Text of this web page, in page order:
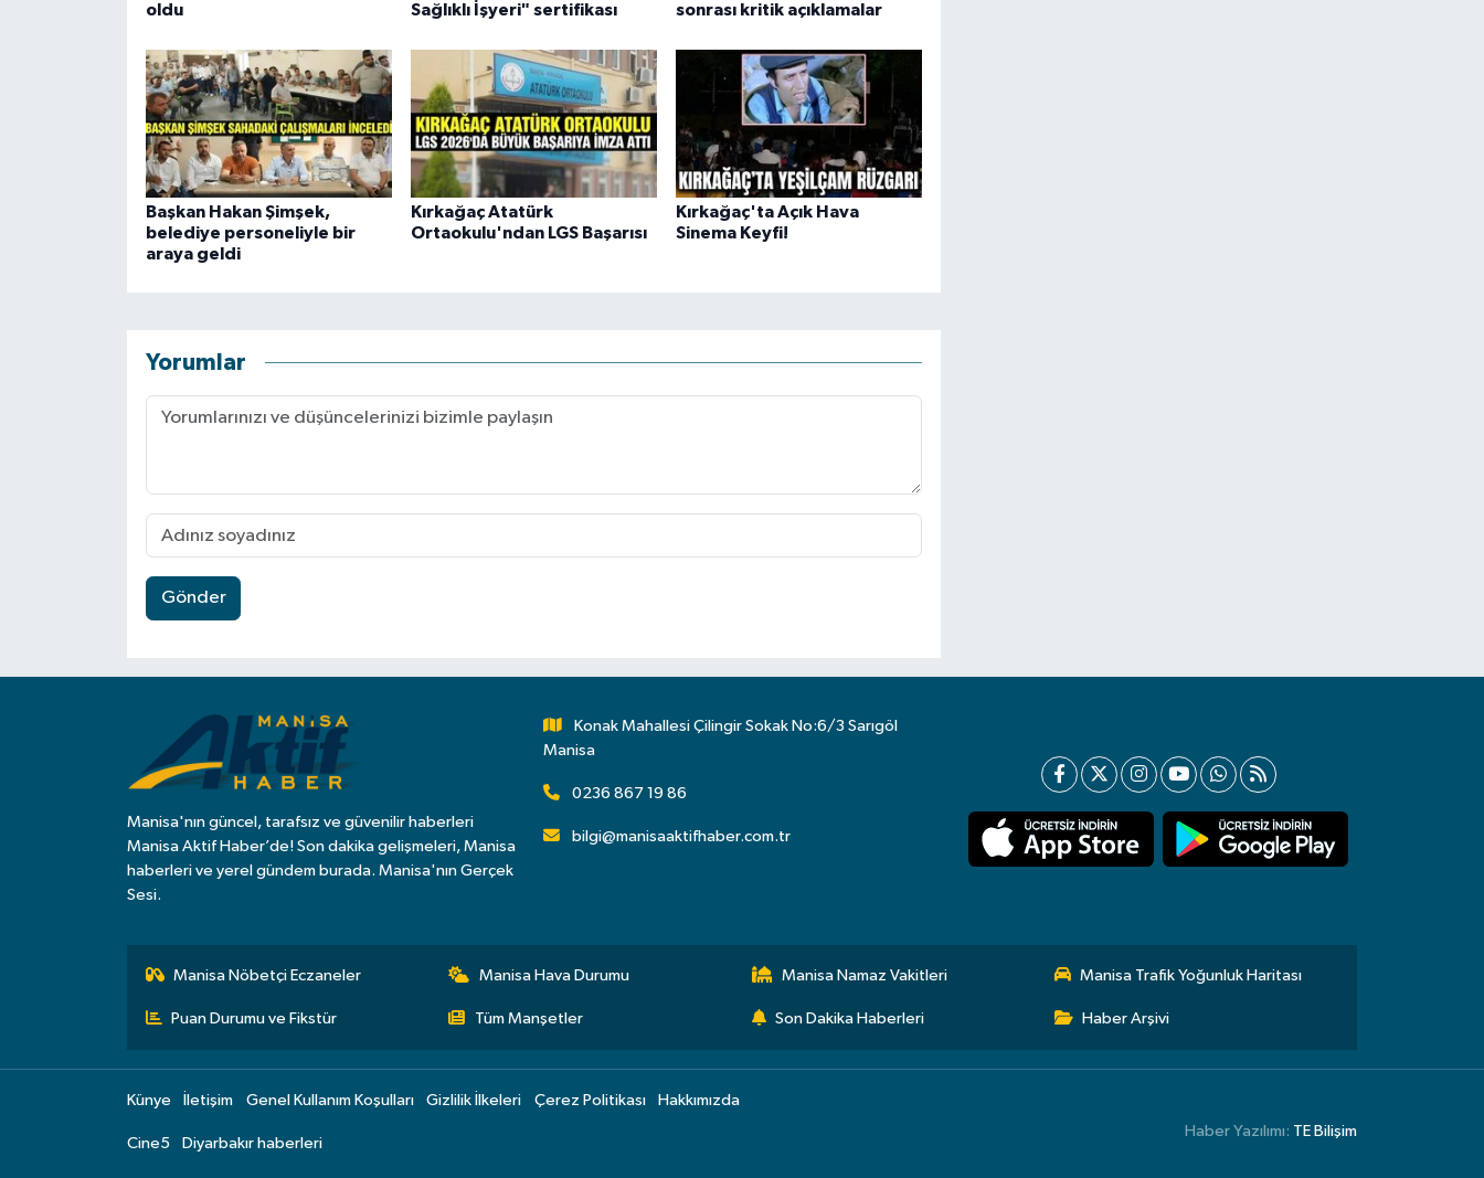
oldu
Sağlıklı İşyeri" sertifikası
sonrası kritik açıklamalar
Başkan Hakan Şimşek,
belediye personeliyle bir
araya geldi
Kırkağaç Atatürk
Ortaokulu'ndan LGS Başarısı
Kırkağaç'ta Açık Hava
Sinema Keyfi!
Yorumlar
Gönder
Manisa'nın güncel, tarafsız ve güvenilir haberleri
Manisa Aktif Haber’de! Son dakika gelişmeleri, Manisa
haberleri ve yerel gündem burada. Manisa'nın Gerçek
Sesi.
Konak Mahallesi Çilingir Sokak No:6/3 Sarıgöl
Manisa
0236 867 19 86
bilgi@manisaaktifhaber.com.tr
Manisa Nöbetçi Eczaneler Manisa Hava Durumu Manisa Namaz Vakitleri Manisa Trafik Yoğunluk Haritası
Puan Durumu ve Fikstür Tüm Manşetler Son Dakika Haberleri Haber Arşivi
Künye İletişim Genel Kullanım Koşulları Gizlilik İlkeleri Çerez Politikası Hakkımızda
Cine5 Diyarbakır haberleri
Haber Yazılımı: TE Bilişim